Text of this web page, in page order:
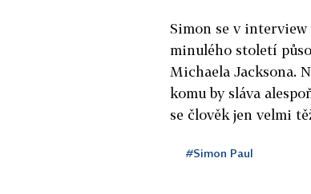
Simon se v interview
minulého století
Michaela Jacksona.
komu by sláva
se člověk jen velmi
#Simon Paul